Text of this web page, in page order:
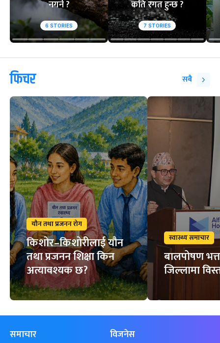
नगर्ने ?
6 STORIES
कति रगत हुन्छ ?
7 STORIES
फिचर सबै
यौन तथा प्रजनन रोग
किशोर–किशोरीलाई यौन
तथा प्रजनन शिक्षा किन
अत्यावश्यक छ?
स्वास्थ्य समाचार
बालपोषण
जिल्लामा
समाचार विजनेस